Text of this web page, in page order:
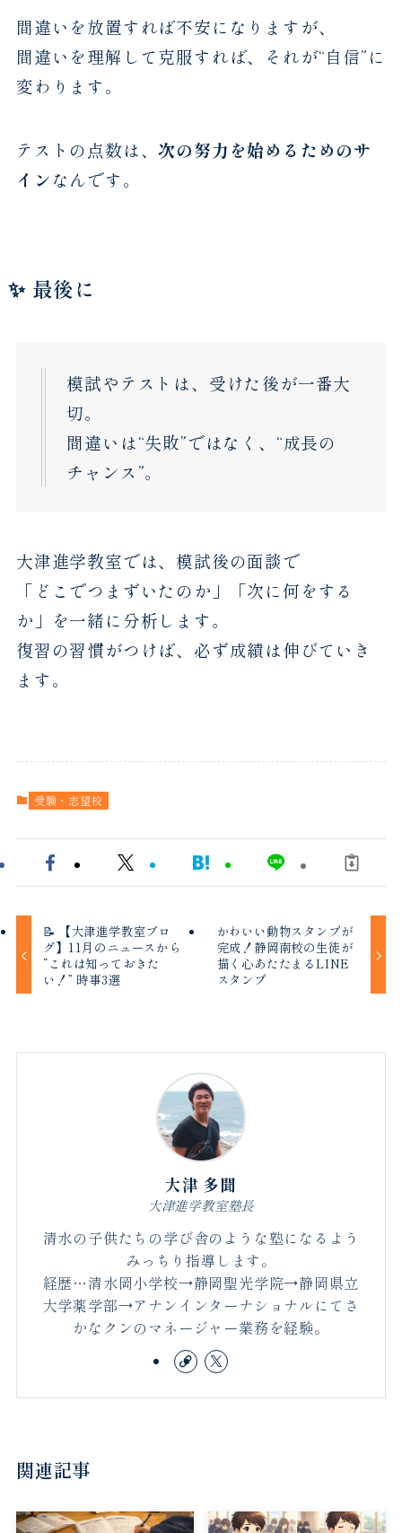
間違いを放置すれば不安になりますが、
間違いを理解して克服すれば、それが“自信”に
変わります。
テストの点数は、次の努力を始めるためのサ
インなんです。
✨ 最後に
模試やテストは、受けた後が一番大
切。
間違いは“失敗”ではなく、“成長の
チャンス”。
大津進学教室では、模試後の面談で
「どこでつまずいたのか」「次に何をする
か」を一緒に分析します。
復習の習慣がつけば、必ず成績は伸びていき
ます。
受験・志望校
📝 【大津進学教室ブロ
グ】11月のニュースから
“これは知っておきた
い！” 時事3選
かわいい動物スタンプが
完成！静岡南校の生徒が
描く心あたたまるLINE
スタンプ
大津 多聞
大津進学教室塾長
清水の子供たちの学び舎のような塾になるよう
みっちり指導します。
経歴…清水岡小学校→静岡聖光学院→静岡県立
大学薬学部→アナンインターナショナルにてさ
かなクンのマネージャー業務を経験。
関連記事